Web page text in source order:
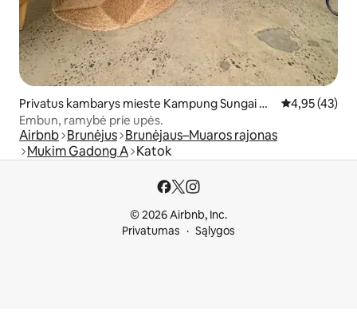
Privatus kambarys mieste Kampung Sungai M
atan
Vidutinis
4,95 (43)
Embun, ramybė prie upės.
Airbnb Brunėjus Brunėjaus–Muaros rajonas
Mukim Gadong A Katok
© 2026 Airbnb, Inc.
Privatumas
Sąlygos